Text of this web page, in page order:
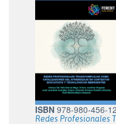
ISBN 978-980-456-
Redes Profesionales